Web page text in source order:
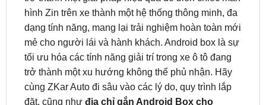
mẻ cho người lái và hành khách. Android box là sự
tối ưu hóa các tính năng giải trí trong xe ô tô đang
trở thành một xu hướng không thể phủ nhận. Hãy
cùng ZKar Auto đi sâu vào các lý do, quy trình lắp
đặt, cũng nhưđịa chỉ gắn Android Box cho
Mitsubishi Attrage.